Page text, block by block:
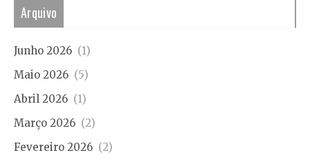
Arquivo
Junho 2026 (1)
Maio 2026 (5)
Abril 2026 (1)
Março 2026 (2)
Fevereiro 2026 (2)